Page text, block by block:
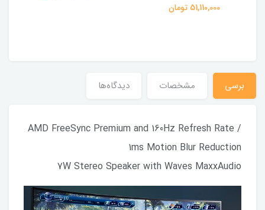
51,110,000 تومان
برسى مشخصات دیدگاه‌ها
AMD FreeSync Premium and 160Hz Refresh Rate /
1ms Motion Blur Reduction
7W Stereo Speaker with Waves MaxxAudio